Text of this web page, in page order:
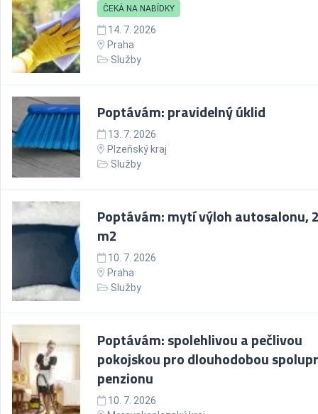
ČEKÁ NA NABÍDKY
14. 7. 2026
Praha
Služby
Poptávám: pravidelný úklid
13. 7. 2026
Plzeňský kraj
Služby
Poptávám: mytí výloh autosalonu,
m2
10. 7. 2026
Praha
Služby
Poptávám: spolehlivou a pečlivou
pokojskou pro dlouhodobou
penzionu
10. 7. 2026